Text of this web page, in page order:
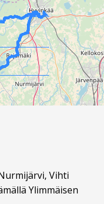
Vihti
Ylimmäisen